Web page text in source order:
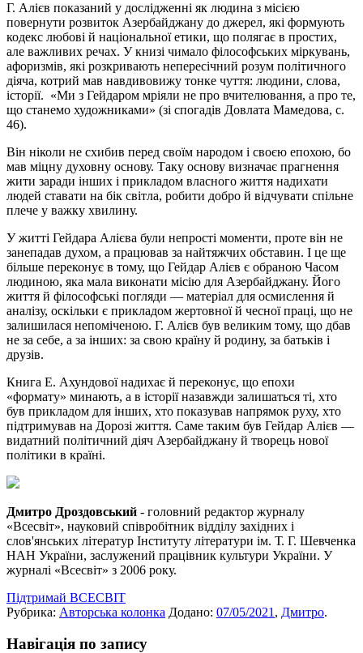
Г. Алієв показаний у дослідженні як людина з місією
повернути розвиток Азербайджану до джерел, які формують
кодекс любові й національної етики, що полягає в простих,
але важливих речах. У книзі чимало філософських міркувань,
афоризмів, які розкривають непересічний розум політичного
діяча, котрий мав навдивовижу тонке чуття: людини, слова,
історії. «Ми з Гейдаром мріяли не про вчителювання, а про те,
що станемо художниками» (зі спогадів Довлата Мамедова, с.
46).
Він ніколи не схибив перед своїм народом і своєю епохою, бо
мав міцну духовну основу. Таку основу визначає прагнення
жити заради інших і прикладом власного життя надихати
людей ставати на бік світла, робити добро й відчувати спільне
плече у важку хвилину.
У житті Гейдара Алієва були непрості моменти, проте він не
занепадав духом, а працював за найтяжчих обставин. І це ще
більше переконує в тому, що Гейдар Алієв є обраною Часом
людиною, яка мала виконати місію для Азербайджану. Його
життя й філософські погляди — матеріал для осмислення й
аналізу, оскільки є прикладом жертовної й чесної праці, що не
залишилася непоміченою. Г. Алієв був великим тому, що дбав
не за себе, а за інших: за свою країну й родину, за батьків і
друзів.
Книга Е. Ахундової надихає й переконує, що епохи
«формату» минають, а в історії назавжди залишаться ті, хто
був прикладом для інших, хто показував напрямок руху, хто
підтримував на Дорозі життя. Саме таким був Гейдар Алієв —
видатний політичний діяч Азербайджану й творець нової
політики в країні.
Дмитро Дроздовський - головний редактор журналу
«Всесвіт», науковий співробітник відділу західних і
слов'янських літератур Інституту літератури ім. Т. Г. Шевченка
НАН України, заслужений працівник культури України. У
журналі «Всесвіт» з 2006 року.
Підтримай ВСЕСВІТ
Рубрика: Авторська колонка Додано: 07/05/2021 , Дмитро.
Навігація по запису